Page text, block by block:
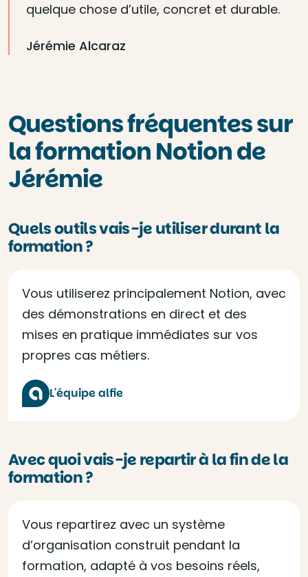
quelque chose d’utile, concret et durable.
Jérémie Alcaraz
Questions fréquentes sur
la formation Notion de
Jérémie
Quels outils vais-je utiliser durant la
formation ?
Vous utiliserez principalement Notion, avec
des démonstrations en direct et des
mises en pratique immédiates sur vos
propres cas métiers.
L'équipe alfie
Avec quoi vais-je repartir à la fin de la
formation ?
Vous repartirez avec un système
d’organisation construit pendant la
formation, adapté à vos besoins réels,